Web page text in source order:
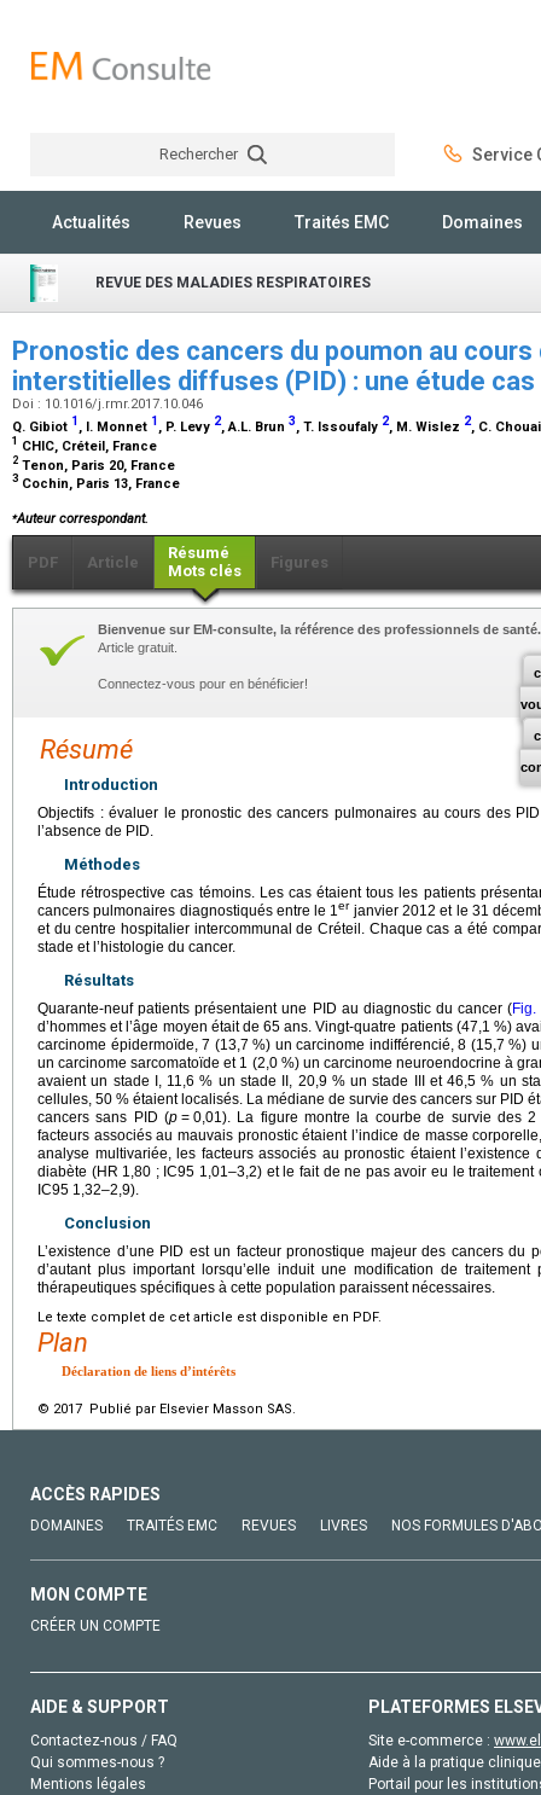
Rechercher Service
Actualités Revues Traités EMC Domaines
REVUE DES MALADIES RESPIRATOIRES
Pronostic des cancers du poumon au
interstitielles diffuses (PID) : une étude
Doi : 10.1016/j.rmr.2017.10.046
Q. Gibiot 1 , I. Monnet 1 , P. Levy 2, A.L. Brun 3, T. Issoufaly 2, M. Wislez 2, C.
1 CHIC, Créteil, France
2 Tenon, Paris 20, France
3 Cochin, Paris 13, France
⁎Auteur correspondant.
PDF Article
Résumé
Mots clés
Figures
Bienvenue sur EM-consulte, la référence des professionnels de santé.
Article gratuit.
Connectez-vous pour en bénéficier!
Résumé
Introduction
Objectifs : évaluer le pronostic des cancers pulmonaires au cours des
l’absence de PID.
Méthodes
Étude rétrospective cas témoins. Les cas étaient tous les patients
cancers pulmonaires diagnostiqués entre le 1erjanvier 2012 et le 31
et du centre hospitalier intercommunal de Créteil. Chaque cas a été
stade et l’histologie du cancer.
Résultats
Quarante-neuf patients présentaient une PID au diagnostic du cancer (Fig.
d’hommes et l’âge moyen était de 65 ans. Vingt-quatre patients (47,1 %)
carcinome épidermoïde, 7 (13,7 %) un carcinome indifférencié, 8 (15,7 %)
un carcinome sarcomatoïde et 1 (2,0 %) un carcinome neuroendocrine à
avaient un stade I, 11,6 % un stade II, 20,9 % un stade III et 46,5 % un
cellules, 50 % étaient localisés. La médiane de survie des cancers sur PID
cancers sans PID (p = 0,01). La figure montre la courbe de survie des
facteurs associés au mauvais pronostic étaient l’indice de masse
analyse multivariée, les facteurs associés au pronostic étaient l’existence
diabète (HR 1,80 ; IC95 1,01–3,2) et le fait de ne pas avoir eu le
IC95 1,32–2,9).
Conclusion
L’existence d’une PID est un facteur pronostique majeur des cancers du
d’autant plus important lorsqu’elle induit une modification de
thérapeutiques spécifiques à cette population paraissent nécessaires.
Le texte complet de cet article est disponible en PDF.
Plan
Déclaration de liens d’intérêts
© 2017 Publié par Elsevier Masson SAS.
ACCÈS RAPIDES
DOMAINES TRAITÉS EMC REVUES LIVRES NOS FORMULES
MON COMPTE
CRÉER UN COMPTE
AIDE & SUPPORT
Contactez-nous / FAQ
Qui sommes-nous ?
Mentions légales
PLATEFORMES
Site e-commerce :
Aide à la pratique
Portail pour les